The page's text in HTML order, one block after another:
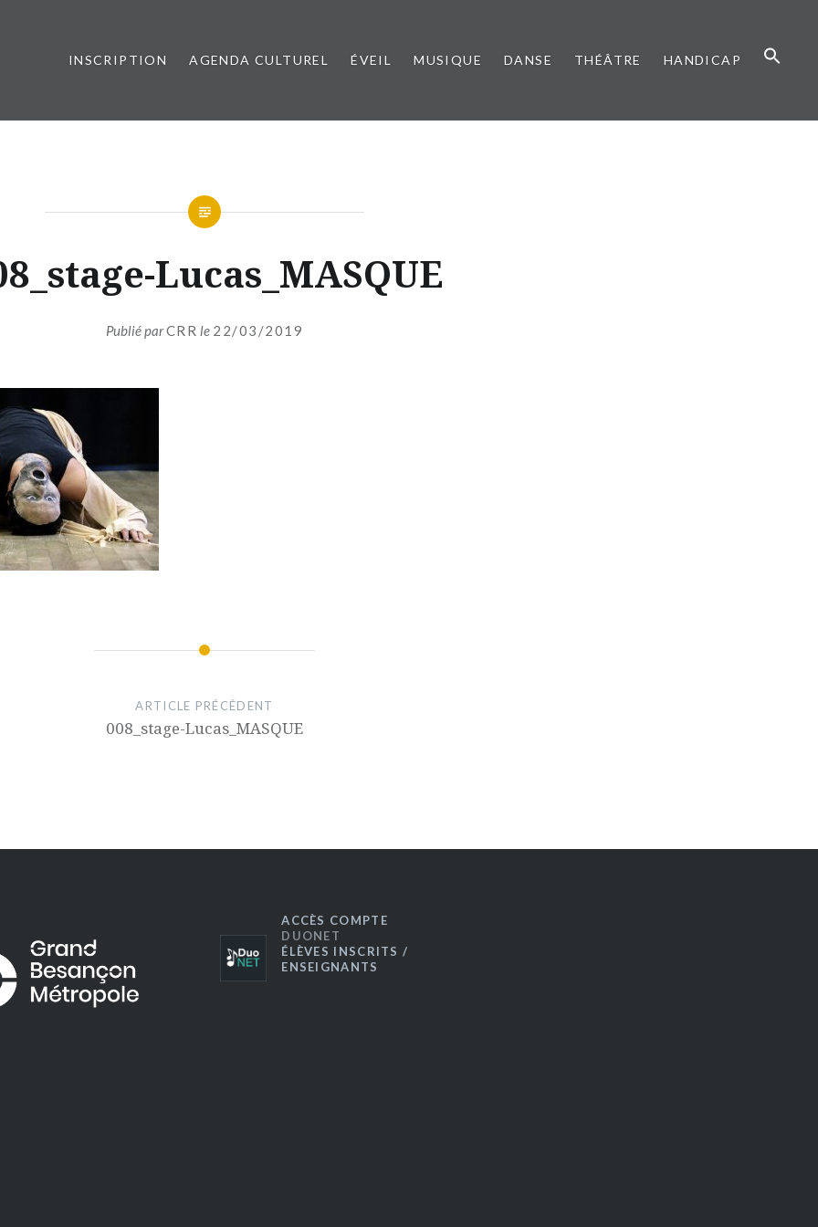
Métropole
INSCRIPTION AGENDA CULTUREL ÉVEIL MUSIQUE DANSE THÉÂTRE HANDICAP
Lucas_MASQUE
Publié parCRR le 22/03/2019
ARTICLE PRÉCÉDENT
008_stage-Lucas_MASQUE
ACCÈS COMPTE
DUONET
ÉLÈVES INSCRITS /
ENSEIGNANTS